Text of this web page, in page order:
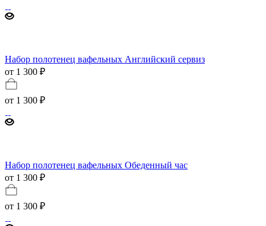
Набор полотенец вафельных Английский сервиз
от 1 300 ₽
от 1 300 ₽
Набор полотенец вафельных Обеденный час
от 1 300 ₽
от 1 300 ₽